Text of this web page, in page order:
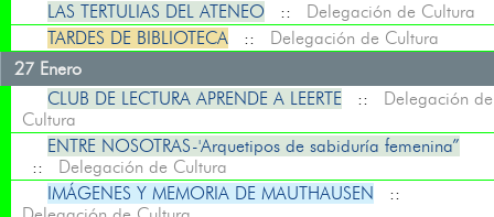
LAS TERTULIAS DEL ATENEO :: Delegación de Cultura
TARDES DE BIBLIOTECA :: Delegación de Cultura
27 Enero
CLUB DE LECTURA APRENDE A LEERTE :: Delegación de
Cultura
ENTRE NOSOTRAS-'Arquetipos de sabiduría femenina”
:: Delegación de Cultura
IMÁGENES Y MEMORIA DE MAUTHAUSEN ::